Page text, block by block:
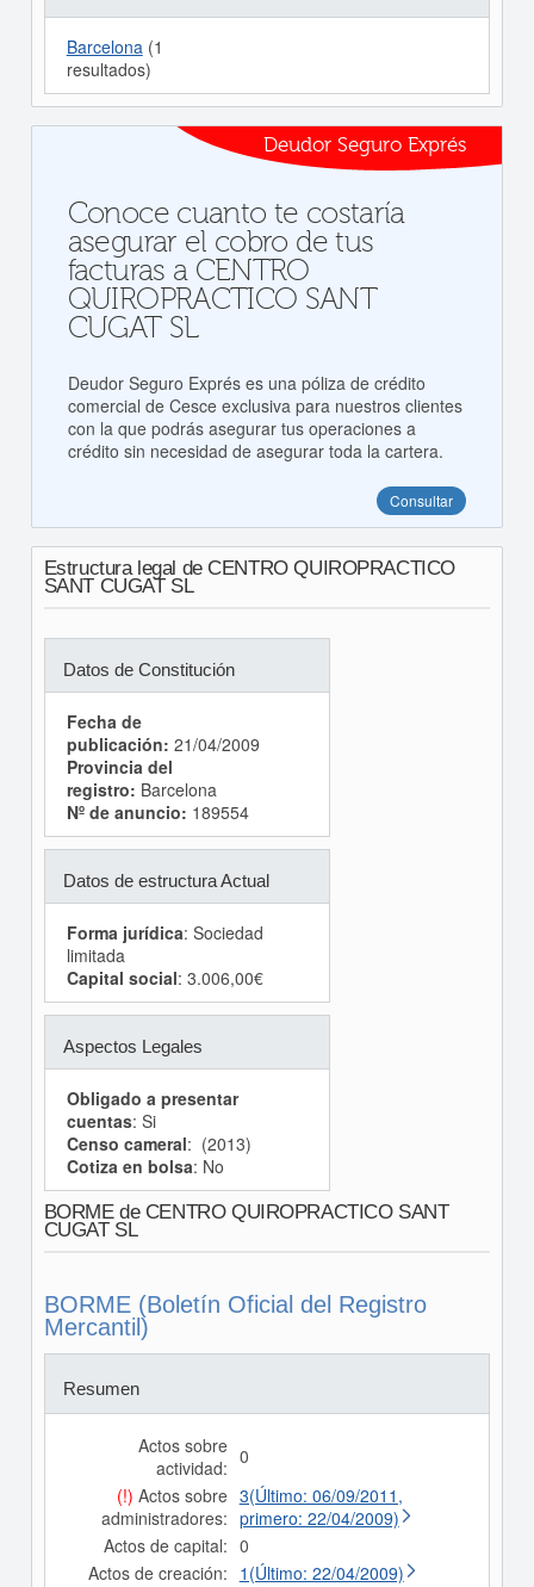
Barcelona(1
resultados)
Deudor Seguro Exprés
Conoce cuanto te costaría
asegurar el cobro de tus
facturas a CENTRO
QUIROPRACTICO SANT
CUGAT SL
Deudor Seguro Exprés es una póliza de crédito
comercial de Cesce exclusiva para nuestros clientes
con la que podrás asegurar tus operaciones a
crédito sin necesidad de asegurar toda la cartera.
Consultar
Estructura legal de CENTRO QUIROPRACTICO
SANT CUGAT SL
Datos de Constitución
Fecha de
publicación: 21/04/2009
Provincia del
registro: Barcelona
Nº de anuncio: 189554
Datos de estructura Actual
Forma jurídica: Sociedad
limitada
Capital social: 3.006,00€
Aspectos Legales
Obligado a presentar
cuentas: Si
Censo cameral: (2013)
Cotiza en bolsa: No
BORME de CENTRO QUIROPRACTICO SANT
CUGAT SL
BORME (Boletín Oficial del Registro
Mercantil)
Resumen
Actos sobre
actividad: 0
(!) Actos sobre
administradores:
3(Último: 06/09/2011,
primero: 22/04/2009)
Actos de capital: 0
Actos de creación: 1(Último: 22/04/2009)